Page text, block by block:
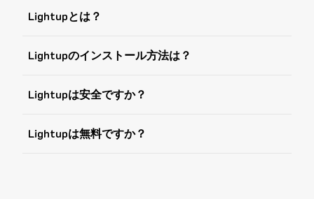
Lightupとは？
Lightupのインストール方法は？
Lightupは安全ですか？
Lightupは無料ですか？